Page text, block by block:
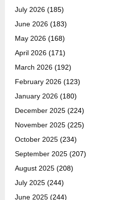
July 2026 (185)
June 2026 (183)
May 2026 (168)
April 2026 (171)
March 2026 (192)
February 2026 (123)
January 2026 (180)
December 2025 (224)
November 2025 (225)
October 2025 (234)
September 2025 (207)
August 2025 (208)
July 2025 (244)
June 2025 (244)